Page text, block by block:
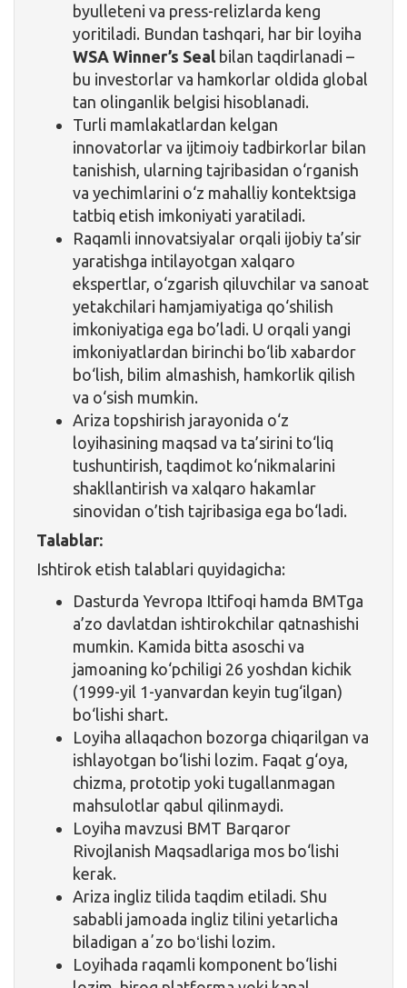
byulleteni va press-relizlarda keng
yoritiladi. Bundan tashqari, har bir loyiha
WSA Winner’s Seal bilan taqdirlanadi –
bu investorlar va hamkorlar oldida global
tan olinganlik belgisi hisoblanadi.
Turli mamlakatlardan kelgan
innovatorlar va ijtimoiy tadbirkorlar bilan
tanishish, ularning tajribasidan o‘rganish
va yechimlarini o‘z mahalliy kontektsiga
tatbiq etish imkoniyati yaratiladi.
Raqamli innovatsiyalar orqali ijobiy ta’sir
yaratishga intilayotgan xalqaro
ekspertlar, o‘zgarish qiluvchilar va sanoat
yetakchilari hamjamiyatiga qo‘shilish
imkoniyatiga ega bo’ladi. U orqali yangi
imkoniyatlardan birinchi bo‘lib xabardor
bo‘lish, bilim almashish, hamkorlik qilish
va o‘sish mumkin.
Ariza topshirish jarayonida o‘z
loyihasining maqsad va ta’sirini to‘liq
tushuntirish, taqdimot ko‘nikmalarini
shakllantirish va xalqaro hakamlar
sinovidan o’tish tajribasiga ega bo‘ladi.
Talablar:
Ishtirok etish talablari quyidagicha:
Dasturda Yevropa Ittifoqi hamda BMTga
a’zo davlatdan ishtirokchilar qatnashishi
mumkin. Kamida bitta asoschi va
jamoaning ko‘pchiligi 26 yoshdan kichik
(1999-yil 1-yanvardan keyin tug‘ilgan)
bo‘lishi shart.
Loyiha allaqachon bozorga chiqarilgan va
ishlayotgan bo‘lishi lozim. Faqat g‘oya,
chizma, prototip yoki tugallanmagan
mahsulotlar qabul qilinmaydi.
Loyiha mavzusi BMT Barqaror
Rivojlanish Maqsadlariga mos bo‘lishi
kerak.
Ariza ingliz tilida taqdim etiladi. Shu
sababli jamoada ingliz tilini yetarlicha
biladigan aʼzo boʻlishi lozim.
Loyihada raqamli komponent bo‘lishi